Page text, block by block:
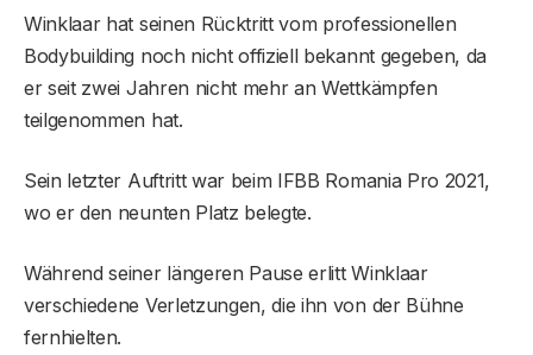
Winklaar hat seinen Rücktritt vom professionellen
Bodybuilding noch nicht offiziell bekannt gegeben, da
er seit zwei Jahren nicht mehr an Wettkämpfen
teilgenommen hat.
Sein letzter Auftritt war beim IFBB Romania Pro 2021,
wo er den neunten Platz belegte.
Während seiner längeren Pause erlitt Winklaar
verschiedene Verletzungen, die ihn von der Bühne
fernhielten.